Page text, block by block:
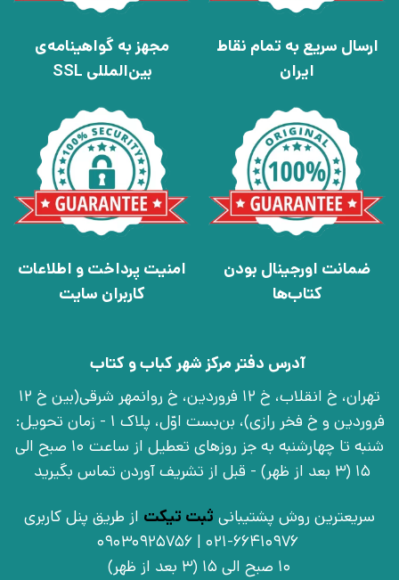
ارسال سریع به تمام نقاط
ایران
مجهز به گواهینامه‌ی
بین‌المللی SSL
ضمانت اورجینال بودن
کتاب‌ها
امنیت پرداخت و اطلاعات
کاربران سایت
آدرس دفتر مرکز شهر کباب و کتاب
تهران، خ انقلاب، خ 12 فروردین، خ روانمهر شرقی(بین خ 12
فروردین و خ فخر رازی)، بن‌بست اوّل، پلاک 1 - زمان تحویل:
شنبه تا چهارشنبه به جز روزهای تعطیل از ساعت 10 صبح الی
15 (3 بعد از ظهر) - قبل از تشریف آوردن تماس بگیرید
سریعترین روش پشتیبانی ثبت تیکت از طریق پنل کاربری
021-66410976 | 09030925756
10 صبح الی 15 (3 بعد از ظهر)